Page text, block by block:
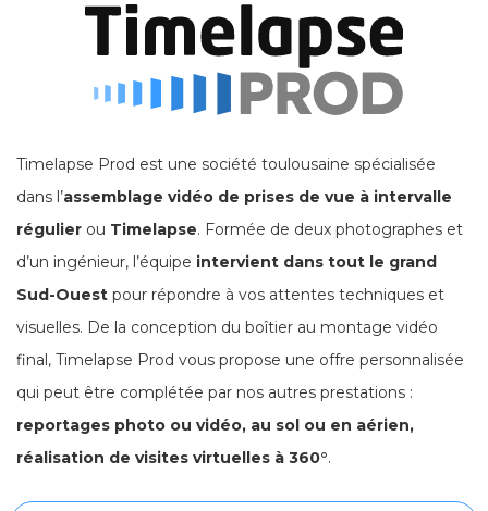
Timelapse Prod est une société toulousaine spécialisée
dans l’assemblage vidéo de prises de vue à intervalle
régulier ou Timelapse. Formée de deux photographes et
d’un ingénieur, l’équipe intervient dans tout le grand
Sud-Ouest pour répondre à vos attentes techniques et
visuelles. De la conception du boîtier au montage vidéo
final, Timelapse Prod vous propose une offre personnalisée
qui peut être complétée par nos autres prestations :
reportages photo ou vidéo, au sol ou en aérien,
réalisation de visites virtuelles à 360°.